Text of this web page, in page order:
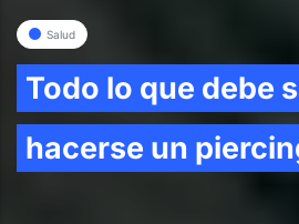
Salud
Todo lo que debe
hacerse un